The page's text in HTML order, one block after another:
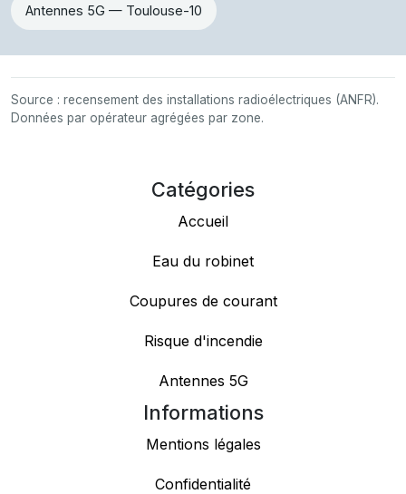
Antennes 5G — Toulouse-10
Source : recensement des installations radioélectriques (ANFR).
Données par opérateur agrégées par zone.
Catégories
Accueil
Eau du robinet
Coupures de courant
Risque d'incendie
Antennes 5G
Informations
Mentions légales
Confidentialité